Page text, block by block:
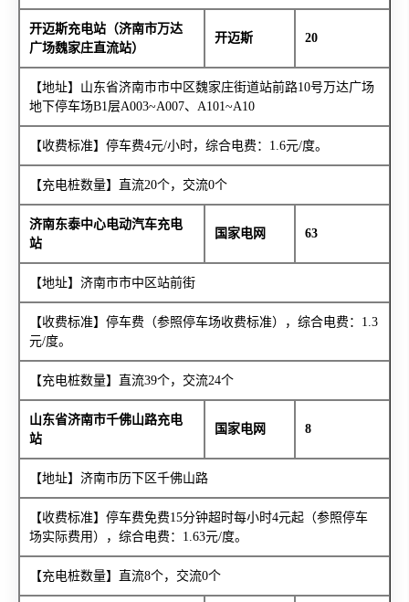
开迈斯充电站（济南市万达
广场魏家庄直流站）
开迈斯 20
【地址】山东省济南市市中区魏家庄街道站前路10号万达广场
地下停车场B1层A003~A007、A101~A10
【收费标准】停车费4元/小时，综合电费：1.6元/度。
【充电桩数量】直流20个，交流0个
济南东泰中心电动汽车充电
站
国家电网 63
【地址】济南市市中区站前街
【收费标准】停车费（参照停车场收费标准），综合电费：1.3
元/度。
【充电桩数量】直流39个，交流24个
山东省济南市千佛山路充电
站
国家电网 8
【地址】济南市历下区千佛山路
【收费标准】停车费免费15分钟超时每小时4元起（参照停车
场实际费用），综合电费：1.63元/度。
【充电桩数量】直流8个，交流0个